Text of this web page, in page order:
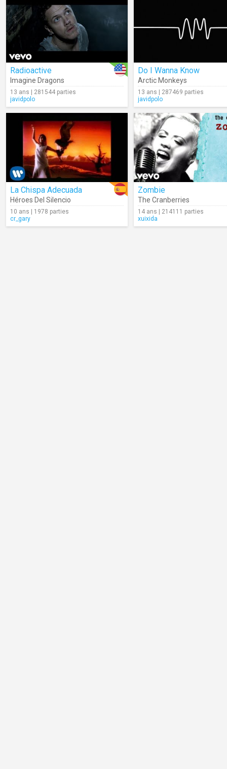
Radioactive
Imagine Dragons
13 ans | 281544 parties
javidpolo
Do I Wanna Know
Arctic Monkeys
13 ans | 287469 parties
javidpolo
La Chispa Adecuada
Héroes Del Silencio
10 ans | 1978 parties
cr_gary
Zombie
The Cranberries
14 ans | 214111 parties
xuixida